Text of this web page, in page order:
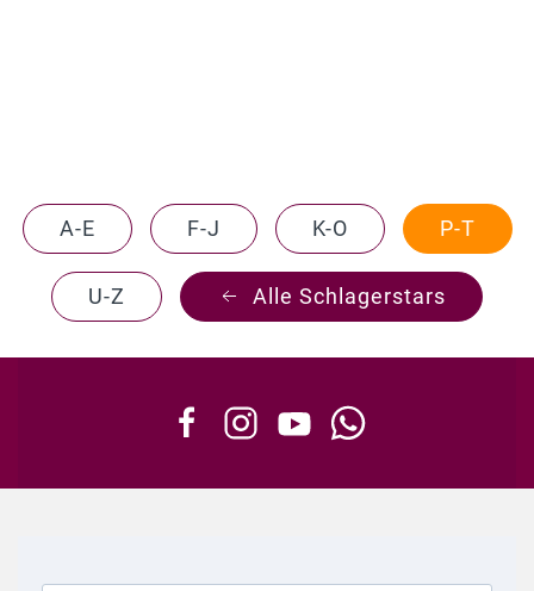
A-E F-J K-O P-T
U-Z Alle Schlagerstars